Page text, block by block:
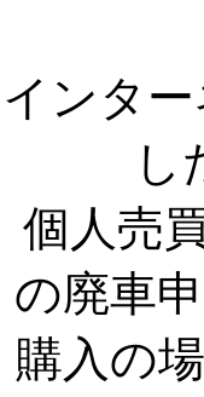
インタ
し
個人売
の廃車
購入の